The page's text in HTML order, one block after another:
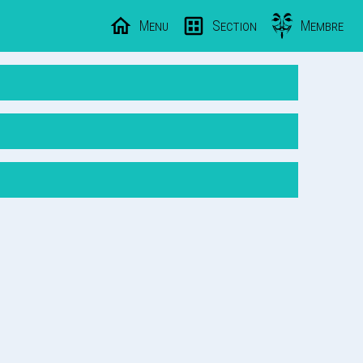
Menu Section Membre